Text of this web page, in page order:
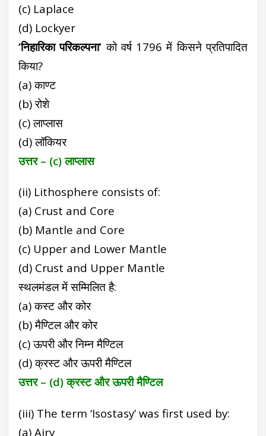
(c) Laplace
(d) Lockyer
‘निहारिका परिकल्पना’ को वर्ष 1796 में किसने प्रतिपादित
किया?
(a) काण्ट
(b) रोशे
(c) लाप्लास
(d) लॉकियर
उत्तर – (c) लाप्लास
(ii) Lithosphere consists of:
(a) Crust and Core
(b) Mantle and Core
(c) Upper and Lower Mantle
(d) Crust and Upper Mantle
स्थलमंडल में सम्मिलित है:
(a) कस्ट और कोर
(b) मैण्टिल और कोर
(c) ऊपरी और निम्न मैण्टिल
(d) क्रस्ट और ऊपरी मैण्टिल
उत्तर – (d) क्रस्ट और ऊपरी मैण्टिल
(iii) The term ‘Isostasy’ was first used by:
(a) Airy